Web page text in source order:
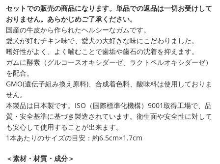
セットでの販売の商品になります。単品での返品は一切お受けして
おりません。あらかじめご了承ください。
国産の牛皮から作られたヘルシーなガムです。
愛犬が好むチキン味で、愛犬の大好きな味にこだわりました。
嗜好性がよく、よく噛むことで歯垢や歯石の沈着を抑えます。
ガムに酵素（グルコースオキシダーゼ、ラクトペルオキシダーゼ）
を配合。
GMO(遺伝子組み換え原料)、合成着色料、酸味料は使用しておりま
せん。
本製品は日本製です。ISO（国際標準化機構）9001取得工場で、品
質・安全基準に基づき製造されています。衛生面や安全性に対して
も安心して使用することが出来ます。
1本あたりのサイズの目安：約6.5cm×1.7cm
＜素材・材質・成分＞